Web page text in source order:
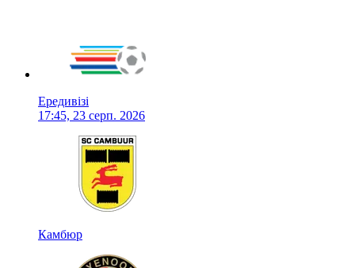
Ередивізі
17:45, 23 серп. 2026
Камбюр